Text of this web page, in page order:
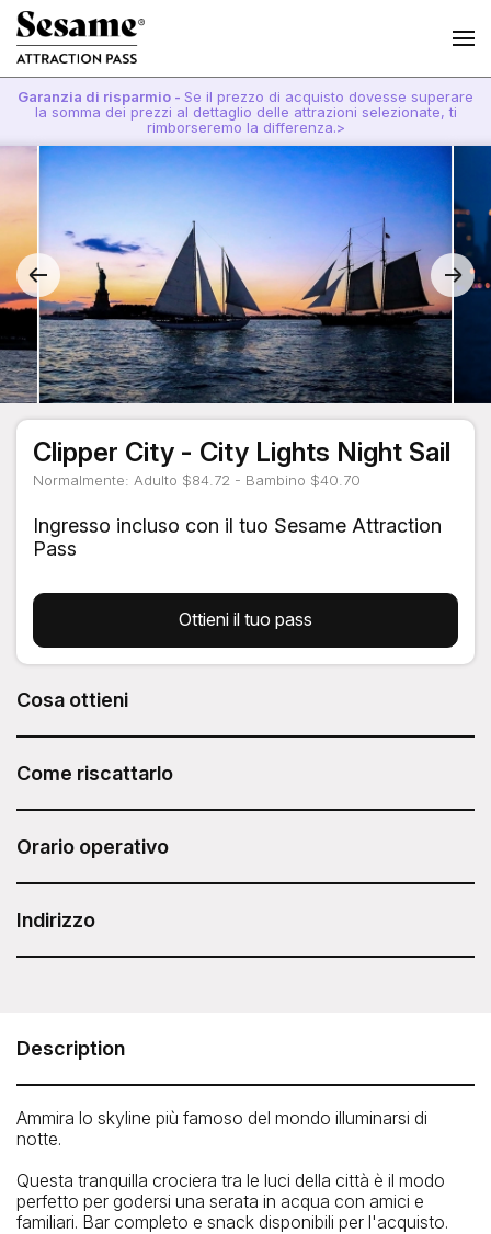
Garanzia di risparmio - Se il prezzo di acquisto dovesse superare
la somma dei prezzi al dettaglio delle attrazioni selezionate, ti
rimborseremo la differenza.>
Clipper City - City Lights Night Sail
Normalmente: Adulto $84.72 - Bambino $40.70
Ingresso incluso con il tuo Sesame Attraction
Pass
Ottieni il tuo pass
Cosa ottieni
Sesame Attraction Pass.
Come riscattarlo
tuo account per prenotare il biglietto.
Orario operativo
Indirizzo
Street, NY, just south of the Brooklyn Bridge.
The Gangway to board the Clipper City is at the end of
Pier 17 at The Seaport.
Bridge. It’s easy to get to the Clipper City at Pier 17 at the
Seaport by foot, train, ferry, bus or car.
dock if you are not familiar with the area.
Telefono: 212-619-6900
Description
Ammira lo skyline più famoso del mondo illuminarsi di
notte.
Questa tranquilla crociera tra le luci della città è il modo
perfetto per godersi una serata in acqua con amici e
familiari. Bar completo e snack disponibili per l'acquisto.